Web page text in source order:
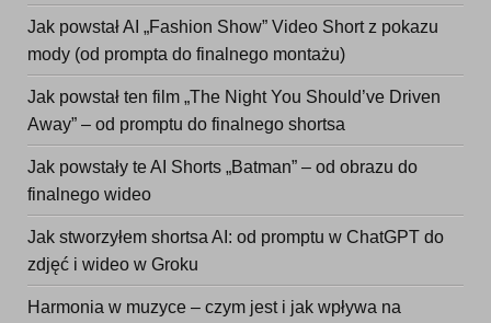
Jak powstał AI „Fashion Show” Video Short z pokazu
mody (od prompta do finalnego montażu)
Jak powstał ten film „The Night You Should’ve Driven
Away” – od promptu do finalnego shortsa
Jak powstały te AI Shorts „Batman” – od obrazu do
finalnego wideo
Jak stworzyłem shortsa AI: od promptu w ChatGPT do
zdjęć i wideo w Groku
Harmonia w muzyce – czym jest i jak wpływa na